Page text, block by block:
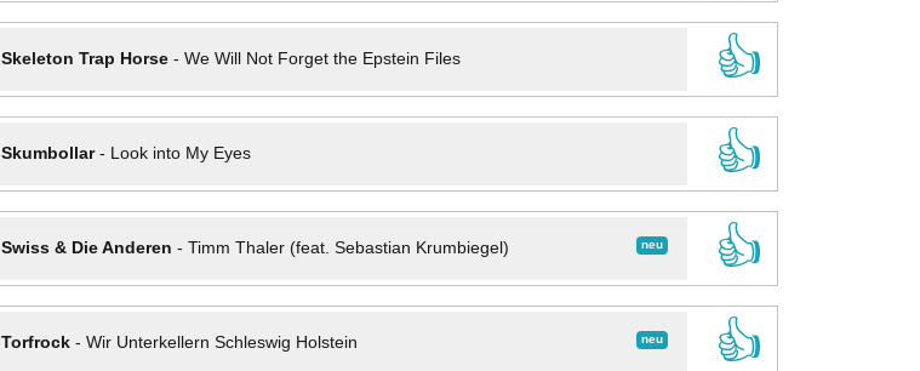
Skeleton Trap Horse- We Will Not Forget the Epstein Files
👍
Skumbollar- Look into My Eyes
👍
neu
Swiss & Die Anderen - Timm Thaler (feat. Sebastian Krumbiegel)
👍
neu
Torfrock- Wir Unterkellern Schleswig Holstein
👍